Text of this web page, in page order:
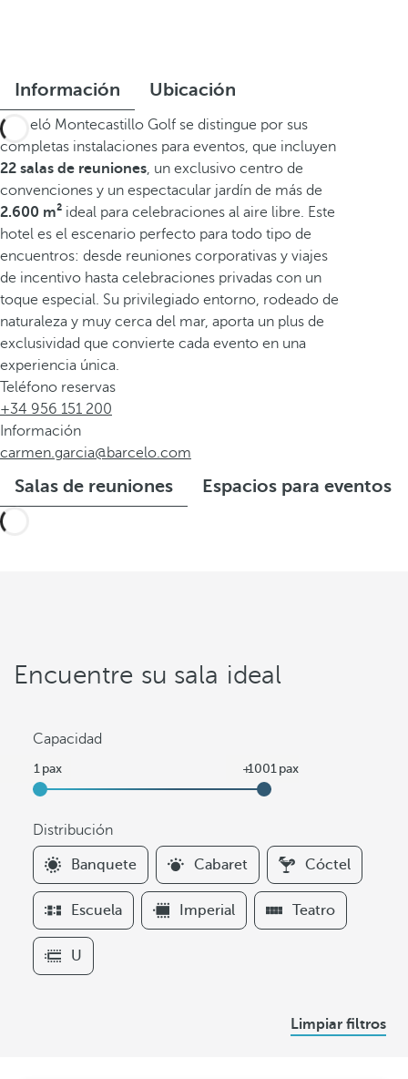
Información Ubicación
Barceló Montecastillo Golf se distingue por sus
completas instalaciones para eventos, que incluyen
22 salas de reuniones, un exclusivo centro de
convenciones y un espectacular jardín de más de
2.600 m² ideal para celebraciones al aire libre. Este
hotel es el escenario perfecto para todo tipo de
encuentros: desde reuniones corporativas y viajes
de incentivo hasta celebraciones privadas con un
toque especial. Su privilegiado entorno, rodeado de
naturaleza y muy cerca del mar, aporta un plus de
exclusividad que convierte cada evento en una
experiencia única.
Teléfono reservas
+34 956 151 200
Información
carmen.garcia@barcelo.com
Salas de reuniones Espacios para eventos
Encuentre su sala ideal
Capacidad
Distribución
F
i
l
t
e
r
Banquete Cabaret Cóctel
Escuela Imperial Teatro
U
Limpiar filtros